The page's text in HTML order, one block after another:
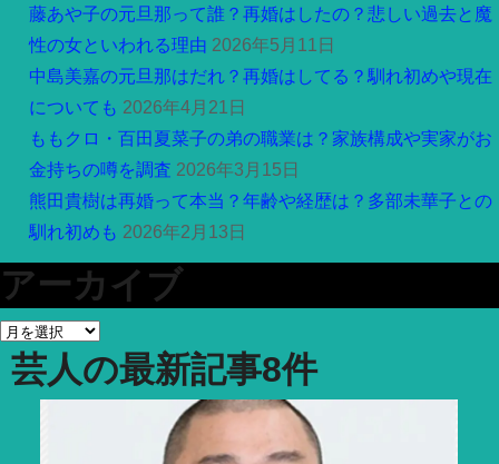
藤あや子の元旦那って誰？再婚はしたの？悲しい過去と魔
性の女といわれる理由 2026年5月11日
中島美嘉の元旦那はだれ？再婚はしてる？馴れ初めや現在
についても 2026年4月21日
ももクロ・百田夏菜子の弟の職業は？家族構成や実家がお
金持ちの噂を調査 2026年3月15日
熊田貴樹は再婚って本当？年齢や経歴は？多部未華子との
馴れ初めも 2026年2月13日
アーカイブ
ア
ー芸人の最新記事8件